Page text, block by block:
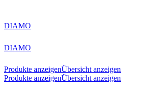
DIAMO
DIAMO
Produkte anzeigenÜbersicht anzeigen
Produkte anzeigenÜbersicht anzeigen